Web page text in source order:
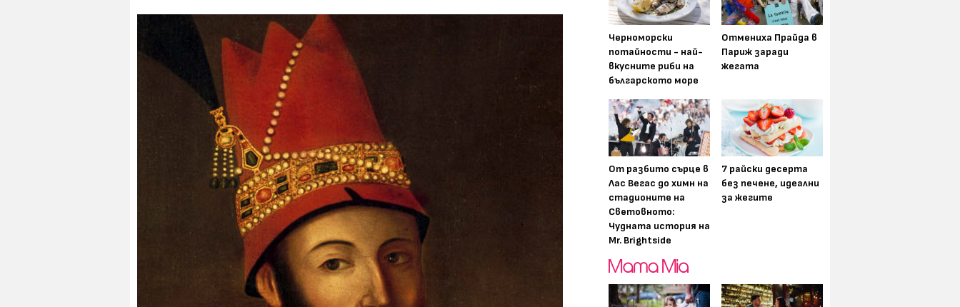
Черноморски
потайности - най-
вкусните риби на
българското море
Отмениха Прайда в
Париж заради
жегата
От разбито сърце в
Лас Вегас до химн на
стадионите на
Световното:
Чудната история на
Mr. Brightside
7 райски десерта
без печене, идеални
за жегите